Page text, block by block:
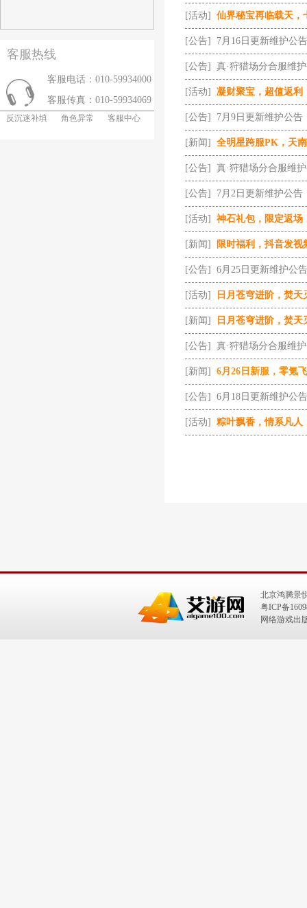
客服热线
客服电话：010-59934000
客服传真：010-59934069
反沉迷补填 角色异常 客服中心
[活动] 仙界秘宝再临载天，
[公告] 7月16日更新维护公告
[公告] 真·狩猎场分合服维
[活动] 凝财聚宝，超值返利
[公告] 7月9日更新维护公告
[新闻] 全明星跨服PK，天
[公告] 真·狩猎场分合服维
[公告] 7月2日更新维护公告
[活动] 神石礼包，限定返场
[新闻] 限时福利，抖音发视
[公告] 6月25日更新维护公告
[活动] 日月苍穹进阶，焚天
[新闻] 日月苍穹进阶，焚天
[公告] 真·狩猎场分合服维
[新闻] 6月26日新服，零氪
[公告] 6月18日更新维护公告
[活动] 粽叶飘香，情系凡人
北京鸿腾景
粤ICP备
网络游戏出